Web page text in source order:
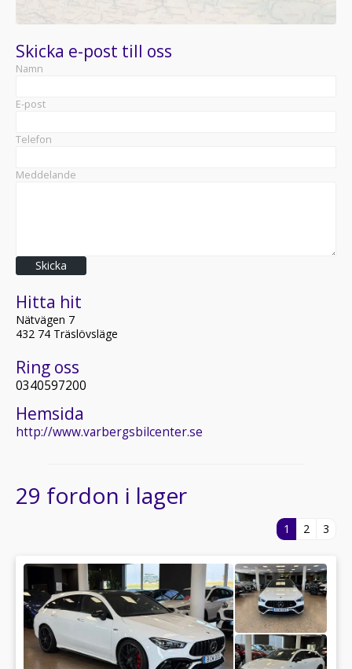
Skicka e-post till oss
Namn
E-post
Telefon
Meddelande
Skicka
Hitta hit
Nätvägen 7
432 74 Träslövsläge
Ring oss
0340597200
Hemsida
http://www.varbergsbilcenter.se
29 fordon i lager
1 2 3